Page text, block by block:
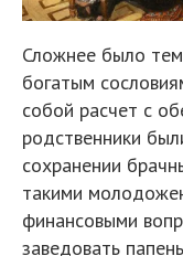
Сложнее было
богатым
собой расчет с
родственники
сохранении
такими
финансовыми
заведовать